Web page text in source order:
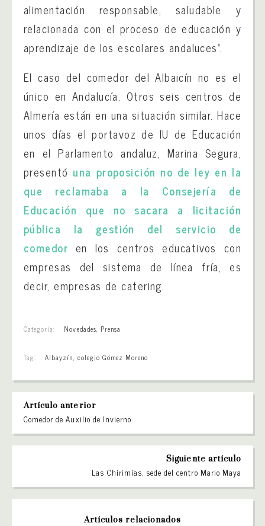
alimentación responsable, saludable y
relacionada con el proceso de educación y
aprendizaje de los escolares andaluces”.
El caso del comedor del Albaicín no es el
único en Andalucía. Otros seis centros de
Almería están en una situación similar. Hace
unos días el portavoz de IU de Educación
en el Parlamento andaluz, Marina Segura,
presentó una proposición no de ley en la
que reclamaba a la Consejería de
Educación que no sacara a licitación
pública la gestión del servicio de
comedor en los centros educativos con
empresas del sistema de línea fría, es
decir, empresas de catering.
Categoría: Novedades, Prensa
Tag: Albayzín, colegio Gómez Moreno
Artículo anterior
Comedor de Auxilio de Invierno
Siguiente artículo
Las Chirimías, sede del centro Mario Maya
Artículos relacionados